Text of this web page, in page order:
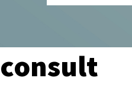
consult